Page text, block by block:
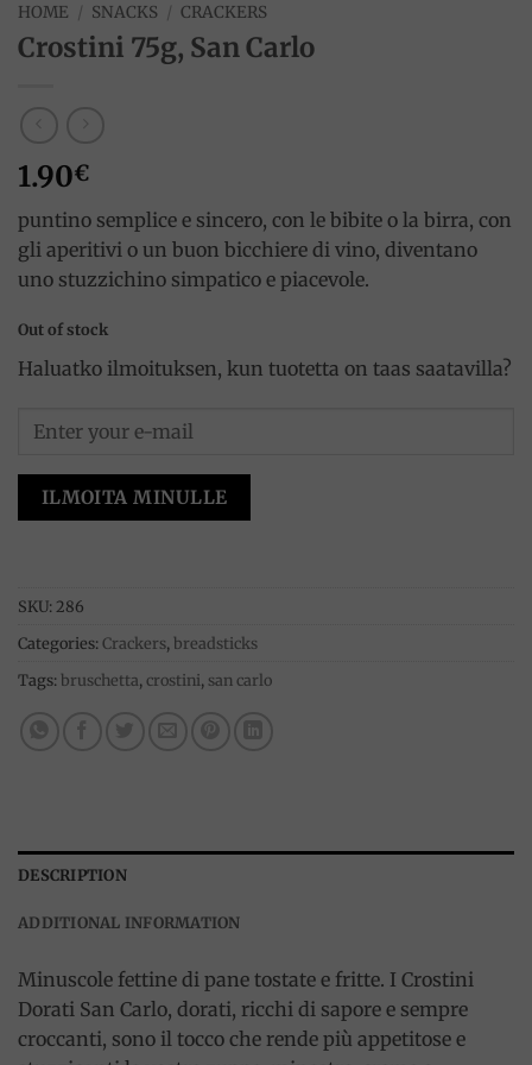
HOME / SNACKS / CRACKERS
Crostini 75g, San Carlo
1.90€
puntino semplice e sincero, con le bibite o la birra, con
gli aperitivi o un buon bicchiere di vino, diventano
uno stuzzichino simpatico e piacevole.
Out of stock
Haluatko ilmoituksen, kun tuotetta on taas saatavilla?
ILMOITA MINULLE
SKU: 286
Categories: Crackers, breadsticks
Tags: bruschetta, crostini, san carlo
DESCRIPTION
ADDITIONAL INFORMATION
Minuscole fettine di pane tostate e fritte. I Crostini
Dorati San Carlo, dorati, ricchi di sapore e sempre
croccanti, sono il tocco che rende più appetitose e